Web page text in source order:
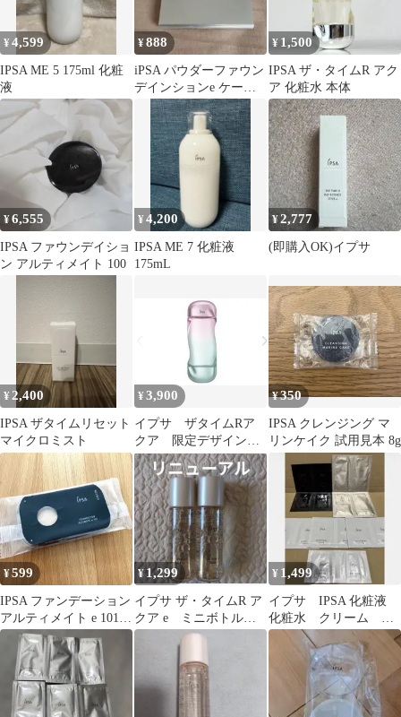
¥4,599
IPSA ME 5 175ml 化粧
液
¥888
iPSA パウダーファウン
デインションe ケー
ス イプサ
¥ 1,500
IPSA ザ・タイムR アク
ア 化粧水 本体
¥6,555
IPSA ファウンデイショ
ン アルティメイト 100
¥4,200
IPSA ME 7 化粧液
175mL
¥2,777
(即購入OK)イプサ
¥2,400
IPSA ザタイムリセット
マイクロミスト
¥3,900
イプサ ザタイムRア
クア 限定デザインボ
トル200ml
¥350
IPSA クレンジング マ
リンケイク 試用見本 8g
¥599
IPSA ファンデーション
アルティメイト e 101
サンプル 化粧品 美肌
¥1,299
イプサ ザ・タイムR ア
クア e ミニボトル
30ml×2本
¥ 1,499
イプサ IPSA 化粧液
化粧水 クリーム 美
容液 ファンデ 計16
袋 匿名配送